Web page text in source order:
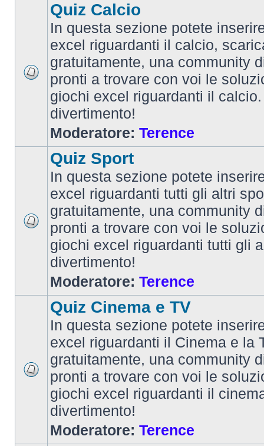
Quiz Calcio
In questa sezione potete
excel riguardanti il calcio,
gratuitamente, una community
pronti a trovare con voi le
giochi excel riguardanti il
divertimento!
Moderatore: Terence
Quiz Sport
In questa sezione potete
excel riguardanti tutti gli altri
gratuitamente, una community
pronti a trovare con voi le
giochi excel riguardanti tutti gli
divertimento!
Moderatore: Terence
Quiz Cinema e TV
In questa sezione potete
excel riguardanti il Cinema e la
gratuitamente, una community
pronti a trovare con voi le
giochi excel riguardanti il
divertimento!
Moderatore: Terence